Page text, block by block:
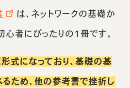
は、ネットワークの基礎か
心者にぴったりの1冊です。
式になっており、基礎の基
ため、他の参考書で挫折し